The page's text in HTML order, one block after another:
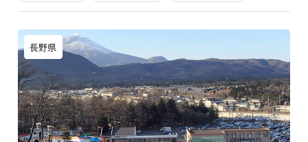
長野県